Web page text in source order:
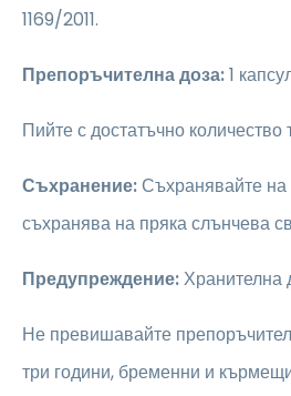
1169/2011.
Препоръчителна доза:1
Пийте с достатъчно количество
Съхранение:Съхранявайте на
съхранява на пряка слънчева
Предупреждение:Хранителна
Не превишавайте
три години, бременни и